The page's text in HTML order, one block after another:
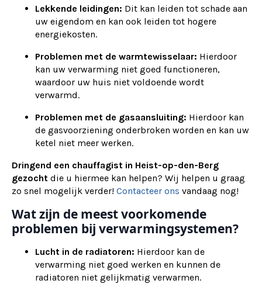
Lekkende leidingen: Dit kan leiden tot schade aan
uw eigendom en kan ook leiden tot hogere
energiekosten.
Problemen met de warmtewisselaar: Hierdoor
kan uw verwarming niet goed functioneren,
waardoor uw huis niet voldoende wordt
verwarmd.
Problemen met de gasaansluiting: Hierdoor kan
de gasvoorziening onderbroken worden en kan uw
ketel niet meer werken.
Dringend een chauffagist in Heist-op-den-Berg
gezocht die u hiermee kan helpen? Wij helpen u graag
zo snel mogelijk verder! Contacteer ons vandaag nog!
Wat zijn de meest voorkomende
problemen bij verwarmingsystemen?
Lucht in de radiatoren: Hierdoor kan de
verwarming niet goed werken en kunnen de
radiatoren niet gelijkmatig verwarmen.